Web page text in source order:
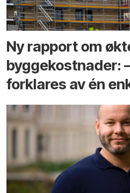
Ny rapport om
byggekostnader:
forklares av én